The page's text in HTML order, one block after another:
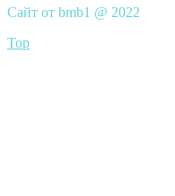
Сайт от bmb1 @ 2022
Top